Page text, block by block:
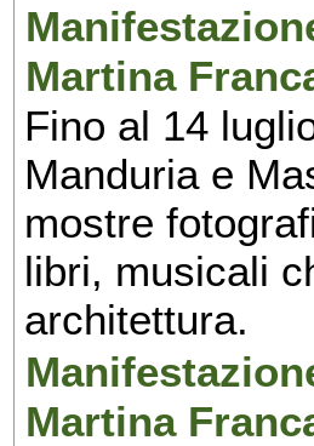
Martina
Fino al 14
Manduria e
mostre
libri, musicali
architettura.
Martina